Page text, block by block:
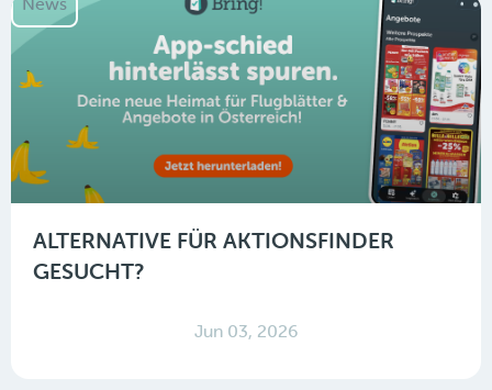
ALTERNATIVE FÜR AKTIONSFINDER
GESUCHT?
Jun 03, 2026